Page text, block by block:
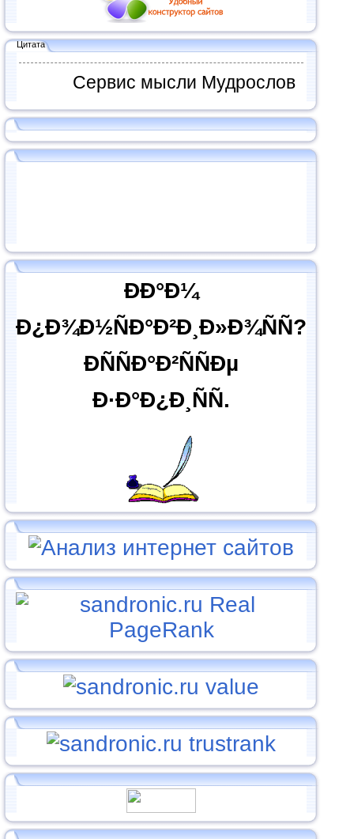
Цитата
Сервис мысли Мудрослов
ÐÐ°Ð¼
Ð¿Ð¾Ð½ÑÐ°Ð²Ð¸Ð»Ð¾ÑÑ?
ÐÑÑÐ°Ð²ÑÑÐµ
Ð·Ð°Ð¿Ð¸ÑÑ.